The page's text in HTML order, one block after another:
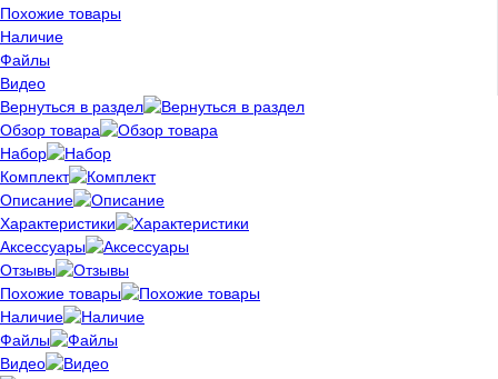
Похожие товары
Наличие
Файлы
Видео
Вернуться в раздел
Обзор товара
Набор
Комплект
Описание
Характеристики
Аксессуары
Отзывы
Похожие товары
Наличие
Файлы
Видео